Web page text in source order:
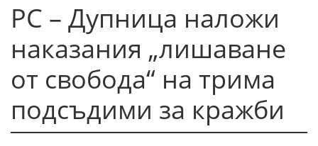
РС – Дупница наложи
наказания „лишаване
от свобода“ на трима
подсъдими за кражби